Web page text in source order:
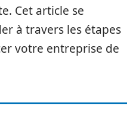
Cet article se
à travers les étapes
votre entreprise de